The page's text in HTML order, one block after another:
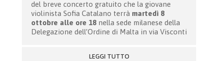
del breve concerto gratuito che la giovane
violinista Sofia Catalano terrà martedì 8
ottobre alle ore 18nella sede milanese della
Delegazione dell’Ordine di Malta in via Visconti
LEGGI TUTTO